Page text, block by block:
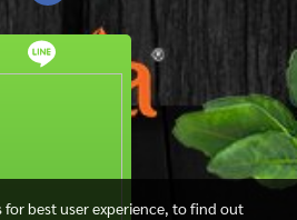
for best user experience, to find out